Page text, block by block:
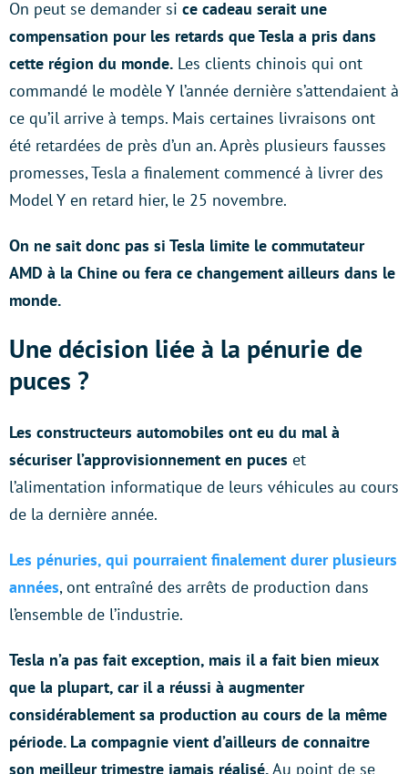
On peut se demander si ce cadeau serait une
compensation pour les retards que Tesla a pris dans
cette région du monde. Les clients chinois qui ont
commandé le modèle Y l’année dernière s’attendaient à
ce qu’il arrive à temps. Mais certaines livraisons ont
été retardées de près d’un an. Après plusieurs fausses
promesses, Tesla a finalement commencé à livrer des
Model Y en retard hier, le 25 novembre.
On ne sait donc pas si Tesla limite le commutateur
AMD à la Chine ou fera ce changement ailleurs dans le
monde.
Une décision liée à la pénurie de
puces ?
Les constructeurs automobiles ont eu du mal à
sécuriser l’approvisionnement en puces et
l’alimentation informatique de leurs véhicules au cours
de la dernière année.
Les pénuries, qui pourraient finalement durer plusieurs
années, ont entraîné des arrêts de production dans
l’ensemble de l’industrie.
Tesla n’a pas fait exception, mais il a fait bien mieux
que la plupart, car il a réussi à augmenter
considérablement sa production au cours de la même
période. La compagnie vient d’ailleurs de connaitre
son meilleur trimestre jamais réalisé.Au point de se